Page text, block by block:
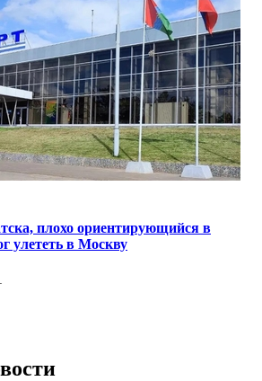
плохо ориентирующийся в
улететь в Москву